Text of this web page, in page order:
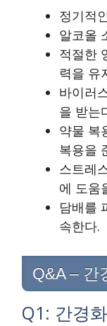
정기적
알코올
적절한
력을 유
바이러
을 받는
약물 복
복용을
스트레
에 도움
담배를
속한다.
Q&A – 간
Q1: 간경